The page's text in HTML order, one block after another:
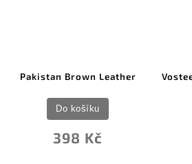
Pakistan Brown Leather
398 Kč
Do košíku